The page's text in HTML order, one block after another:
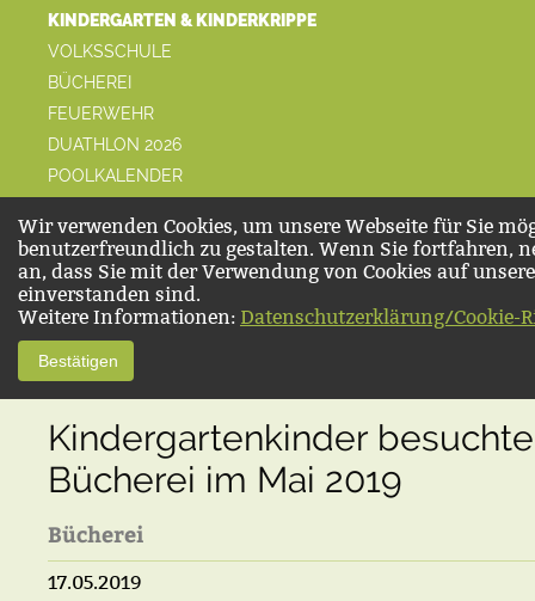
KINDERGARTEN & KINDERKRIPPE
VOLKSSCHULE
BÜCHEREI
FEUERWEHR
DUATHLON 2026
POOLKALENDER
Wir verwenden Cookies, um unsere Webseite für Sie
benutzerfreundlich zu gestalten. Wenn Sie fortfahren,
an, dass Sie mit der Verwendung von Cookies auf
einverstanden sind.
Weitere Informationen: Datenschutzerklärung/Cookie-
Bestätigen
Kindergartenkinder
Bücherei im Mai 2019
Bücherei
17.05.2019